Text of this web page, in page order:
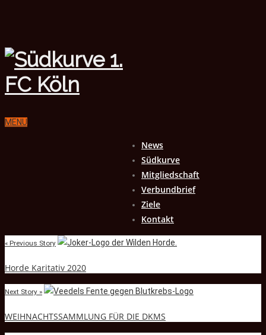
MENU
News
Südkurve
Mitgliedschaft
Verbundbrief
Ziele
Kontakt
« Previous Story
Horde Karitativ 2020
Next Story »
WEIHNACHTSSAMMLUNG FÜR DIE DKMS